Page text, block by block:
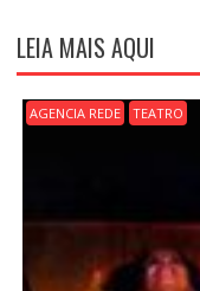
Ç
Ã
O
D
S
LEIA MAIS AQUI
AGENCIA REDE TEATRO